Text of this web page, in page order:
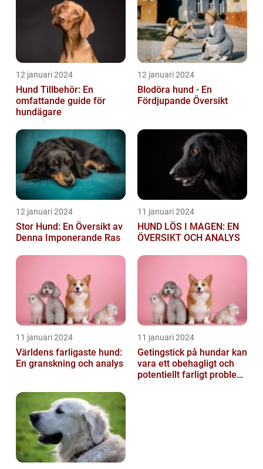
12 januari 2024
Hund Tillbehör: En
omfattande guide för
hundägare
12 januari 2024
Blodöra hund - En
Fördjupande Översikt
12 januari 2024
Stor Hund: En Översikt av
Denna Imponerande Ras
11 januari 2024
HUND LÖS I MAGEN: EN
ÖVERSIKT OCH ANALYS
11 januari 2024
Världens farligaste hund:
En granskning och analys
11 januari 2024
Getingstick på hundar kan
vara ett obehagligt och
potentiellt farligt problem